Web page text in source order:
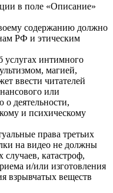
в поле «Описание»
содержанию должно
РФ и этическим
услугах интимного
магией,
ввести читателей
или
деятельности,
и психическому
права третьих
на видео не должны
случаев, катастроф,
и/или изготовления
взрывчатых веществ